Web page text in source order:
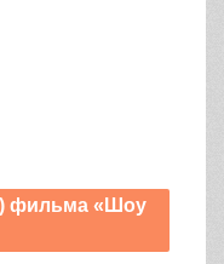
фильма «Шоу